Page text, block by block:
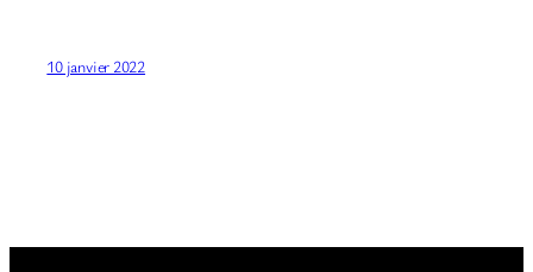
10 janvier 2022